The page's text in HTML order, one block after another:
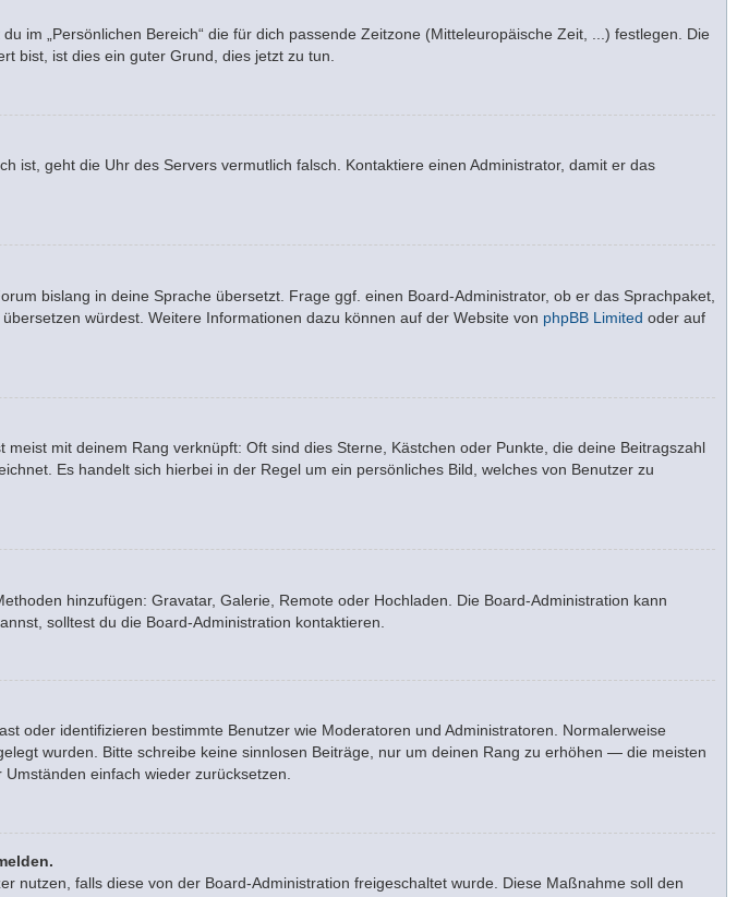
im „Persönlichen Bereich“ die für dich passende Zeitzone (Mitteleuropäische Zeit, ...) festlegen. Die
bist, ist dies ein guter Grund, dies jetzt zu tun.
ist, geht die Uhr des Servers vermutlich falsch. Kontaktiere einen Administrator, damit er das
bislang in deine Sprache übersetzt. Frage ggf. einen Board-Administrator, ob er das Sprachpaket,
würdest. Weitere Informationen dazu können auf der Website von phpBB Limited oder auf
mit deinem Rang verknüpft: Oft sind dies Sterne, Kästchen oder Punkte, die deine Beitragszahl
Es handelt sich hierbei in der Regel um ein persönliches Bild, welches von Benutzer zu
hinzufügen: Gravatar, Galerie, Remote oder Hochladen. Die Board-Administration kann
solltest du die Board-Administration kontaktieren.
oder identifizieren bestimmte Benutzer wie Moderatoren und Administratoren. Normalerweise
wurden. Bitte schreibe keine sinnlosen Beiträge, nur um deinen Rang zu erhöhen — die meisten
einfach wieder zurücksetzen.
falls diese von der Board-Administration freigeschaltet wurde. Diese Maßnahme soll den